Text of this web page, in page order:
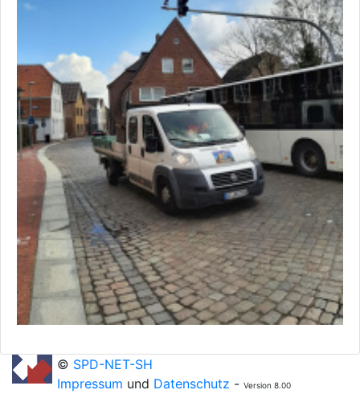
© SPD-NET-SH
Impressum und Datenschutz - Version 8.00